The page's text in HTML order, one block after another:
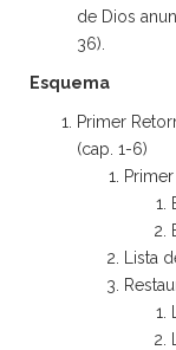
de Dios
36).
Esquema
Primer
(cap. 1-6)
Lista